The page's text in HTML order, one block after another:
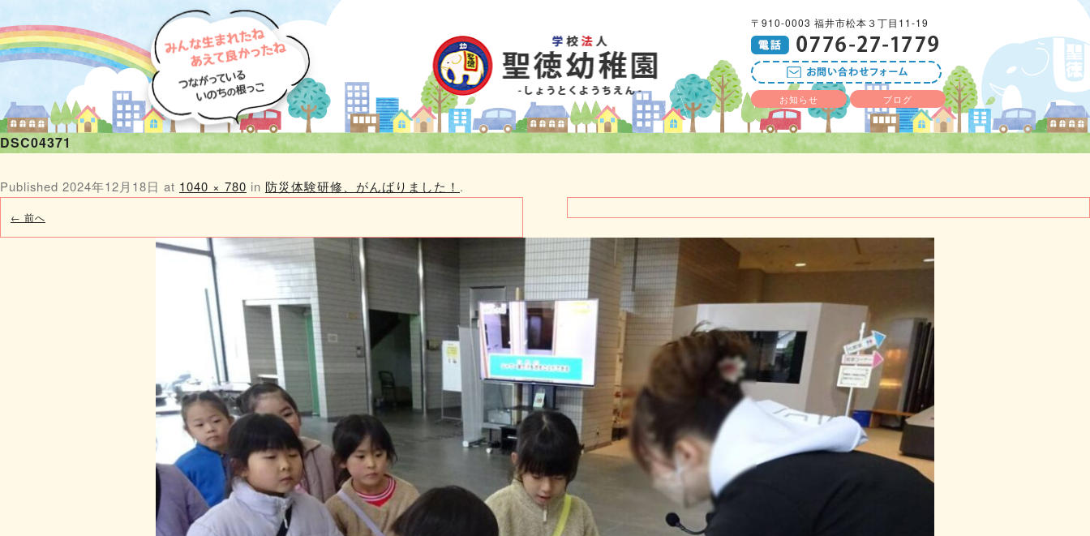
〒910-0003 福井市松本３丁目11-19
お知らせ ブログ
DSC04371
Published 2024年12月18日 at 1040 × 780 in 防災体験研修、がんばりました！ .
← 前へ